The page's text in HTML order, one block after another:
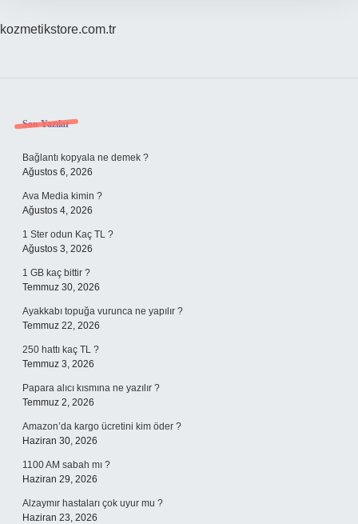
kozmetikstore.com.tr
Sidebar
Son Yazılar
Bağlantı kopyala ne demek ?
Ağustos 6, 2026
Ava Media kimin ?
Ağustos 4, 2026
1 Ster odun Kaç TL ?
Ağustos 3, 2026
1 GB kaç bittir ?
Temmuz 30, 2026
Ayakkabı topuğa vurunca ne yapılır ?
Temmuz 22, 2026
250 hattı kaç TL ?
Temmuz 3, 2026
Papara alıcı kısmına ne yazılır ?
Temmuz 2, 2026
Amazon’da kargo ücretini kim öder ?
Haziran 30, 2026
1100 AM sabah mı ?
Haziran 29, 2026
Alzaymır hastaları çok uyur mu ?
Haziran 23, 2026